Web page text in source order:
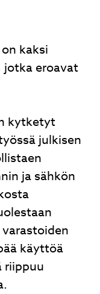
kaksi
eroavat
kytketyt
julkisen
ja sähkön
käyttöä
riippuu
nopea
Hyvät